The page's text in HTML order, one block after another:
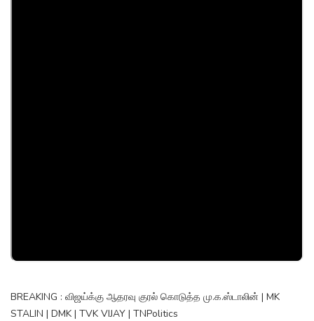
BREAKING : விஜய்க்கு ஆதரவு குரல் கொடுத்த மு.க.ஸ்டாலின் | MK
STALIN | DMK | TVK VIJAY | TNPolitics